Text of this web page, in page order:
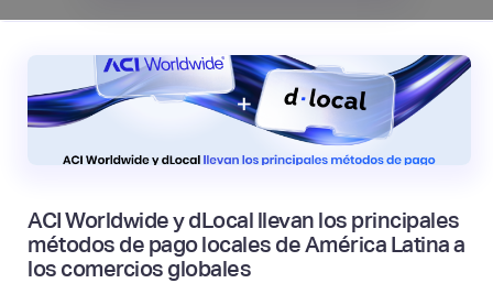
ACI Worldwide y dLocal llevan los principales
métodos de pago locales de América Latina a
los comercios globales